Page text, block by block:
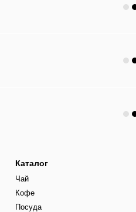
Каталог
Чай
Кофе
Посуда